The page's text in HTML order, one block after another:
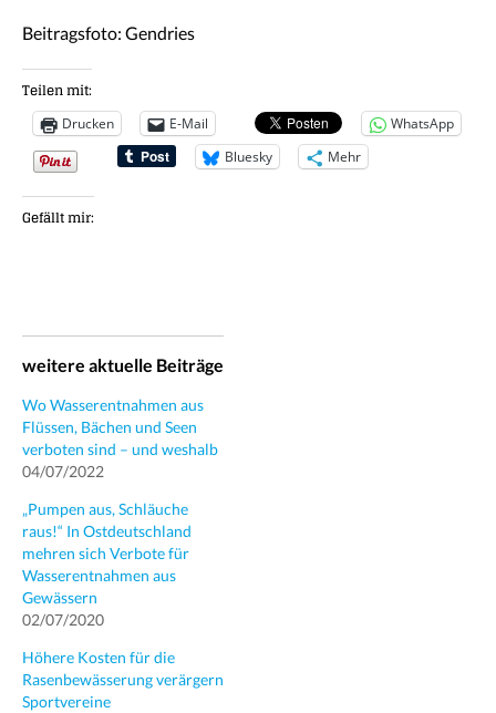
Beitragsfoto: Gendries
Teilen mit:
Drucken E-Mail
WhatsApp
Bluesky
Mehr
Gefällt mir:
weitere aktuelle Beiträge
Wo Wasserentnahmen aus
Flüssen, Bächen und Seen
verboten sind – und weshalb
04/07/2022
„Pumpen aus, Schläuche
raus!“ In Ostdeutschland
mehren sich Verbote für
Wasserentnahmen aus
Gewässern
02/07/2020
Höhere Kosten für die
Rasenbewässerung verärgern
Sportvereine